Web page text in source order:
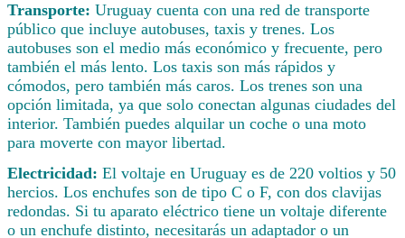
Transporte: Uruguay cuenta con una red de transporte
público que incluye autobuses, taxis y trenes. Los
autobuses son el medio más económico y frecuente, pero
también el más lento. Los taxis son más rápidos y
cómodos, pero también más caros. Los trenes son una
opción limitada, ya que solo conectan algunas ciudades del
interior. También puedes alquilar un coche o una moto
para moverte con mayor libertad.
Electricidad: El voltaje en Uruguay es de 220 voltios y 50
hercios. Los enchufes son de tipo C o F, con dos clavijas
redondas. Si tu aparato eléctrico tiene un voltaje diferente
o un enchufe distinto, necesitarás un adaptador o un